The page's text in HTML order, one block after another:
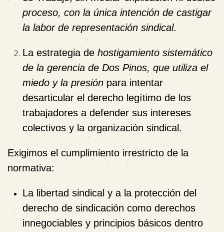
proceso, con la única intención de castigar
la labor de representación sindical.
La estrategia de hostigamiento sistemático
de la gerencia de Dos Pinos, que utiliza el
miedo y la presión para intentar
desarticular el derecho legítimo de los
trabajadores a defender sus intereses
colectivos y la organización sindical.
Exigimos el cumplimiento irrestricto de la
normativa:
La libertad sindical y a la protección del
derecho de sindicación como derechos
innegociables y principios básicos dentro